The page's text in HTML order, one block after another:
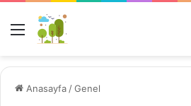
Menü
Anasayfa /Genel